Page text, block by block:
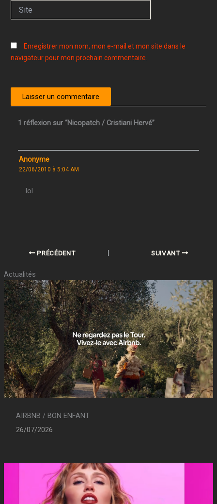
Enregistrer mon nom, mon e-mail et mon site dans le
navigateur pour mon prochain commentaire.
1 réflexion sur “Nicopatch / Cristiani Hervé”
Anonyme
22/06/2010 à 5:04 AM
lol
PRÉCÉDENT SUIVANT
Actualités
AIRBNB / BON ENFANT
26/07/2026